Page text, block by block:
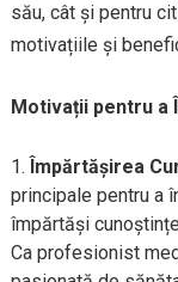
său, cât și pentru
motivațiile și
Motivații pentru a
Împărtășirea
principale pentru a
împărtăși
Ca profesionist